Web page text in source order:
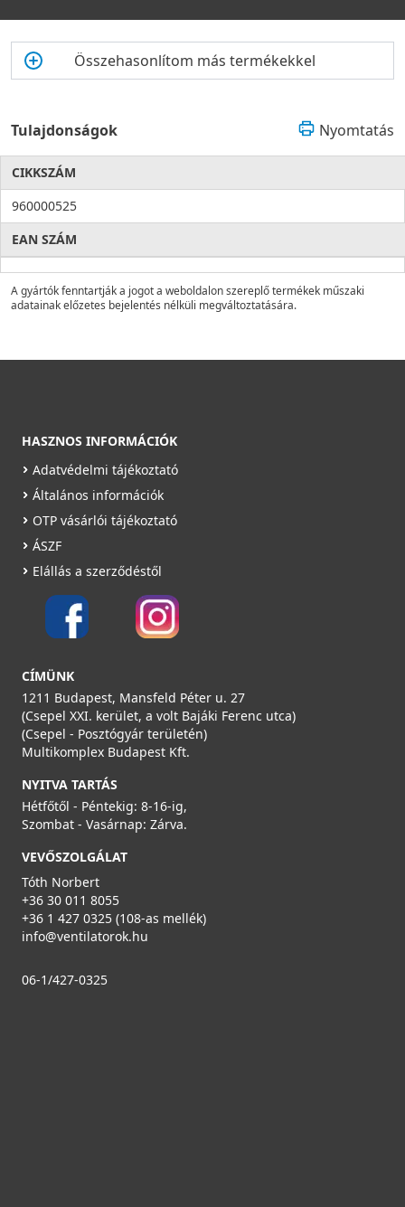
Összehasonlítom más termékekkel
Tulajdonságok Nyomtatás
CIKKSZÁM
960000525
EAN SZÁM
A gyártók fenntartják a jogot a weboldalon szereplő termékek műszaki
adatainak előzetes bejelentés nélküli megváltoztatására.
HASZNOS INFORMÁCIÓK
Adatvédelmi tájékoztató
Általános információk
OTP vásárlói tájékoztató
ÁSZF
Elállás a szerződéstől
CÍMÜNK
1211 Budapest, Mansfeld Péter u. 27
(Csepel XXI. kerület, a volt Bajáki Ferenc utca)
(Csepel - Posztógyár területén)
Multikomplex Budapest Kft.
NYITVA TARTÁS
Hétfőtől - Péntekig: 8-16-ig,
Szombat - Vasárnap: Zárva.
VEVŐSZOLGÁLAT
Tóth Norbert
+36 30 011 8055
+36 1 427 0325 (108-as mellék)
info@ventilatorok.hu
06-1/427-0325